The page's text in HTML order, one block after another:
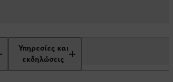
Υπηρεσίες και
εκδηλώσεις